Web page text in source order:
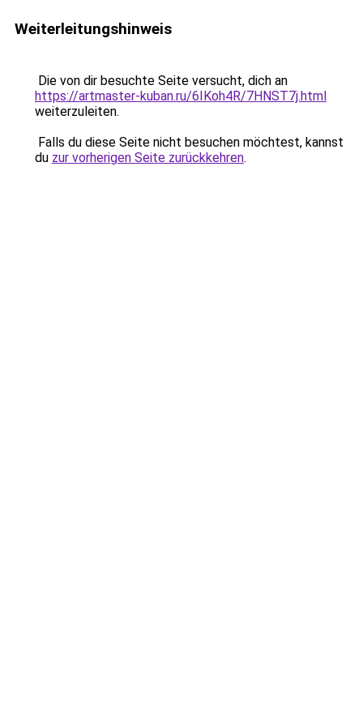
Weiterleitungshinweis
Die von dir besuchte Seite versucht, dich an
https://artmaster-kuban.ru/6IKoh4R/7HNST7j.html
weiterzuleiten.
Falls du diese Seite nicht besuchen möchtest, kannst
du zur vorherigen Seite zurückkehren.